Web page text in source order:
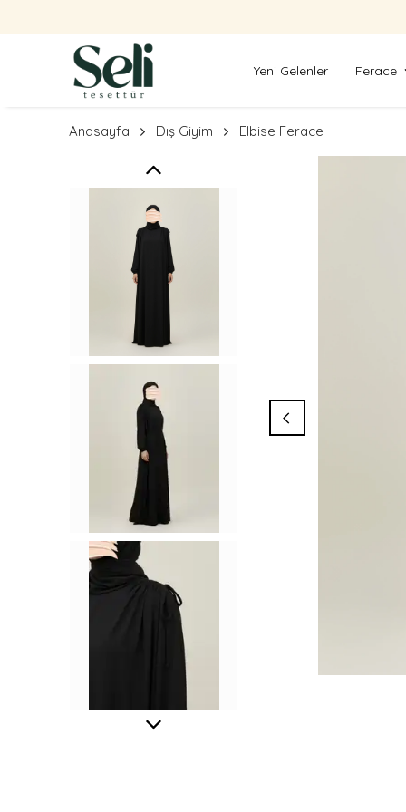
Yeni Gelenler Ferace
Anasayfa Dış Giyim Elbise Ferace